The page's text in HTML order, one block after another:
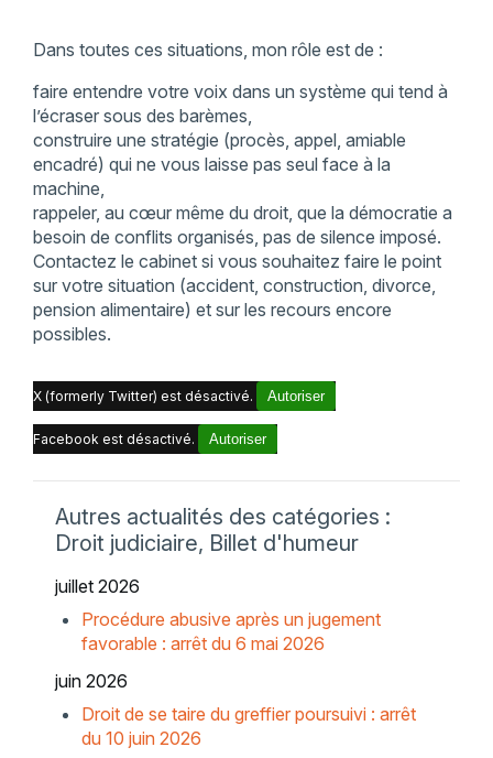
Dans toutes ces situations, mon rôle est de :
faire entendre votre voix dans un système qui tend à
l’écraser sous des barèmes,
construire une stratégie (procès, appel, amiable
encadré) qui ne vous laisse pas seul face à la
machine,
rappeler, au cœur même du droit, que la démocratie a
besoin de conflits organisés, pas de silence imposé.
Contactez le cabinet si vous souhaitez faire le point
sur votre situation (accident, construction, divorce,
pension alimentaire) et sur les recours encore
possibles.
X (formerly Twitter) est désactivé. Autoriser
Facebook est désactivé. Autoriser
Autres actualités des catégories :
Droit judiciaire, Billet d'humeur
juillet 2026
Procédure abusive après un jugement
favorable : arrêt du 6 mai 2026
juin 2026
Droit de se taire du greffier poursuivi : arrêt
du 10 juin 2026